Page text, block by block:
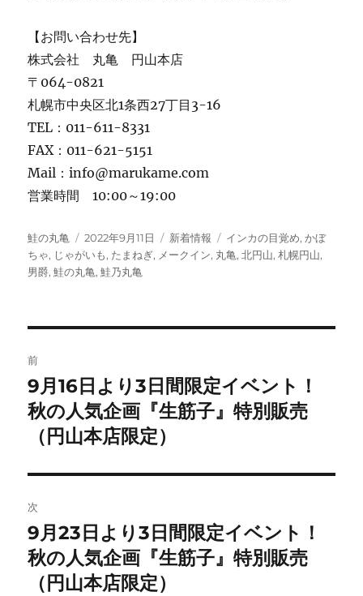
【お問い合わせ先】
株式会社 丸亀 円山本店
〒064-0821
札幌市中央区北1条西27丁目3-16
TEL：011-611-8331
FAX：011-621-5151
Mail：info@marukame.com
営業時間 10:00～19:00
投
稿
者
鮭の丸亀
投
稿
日:
2022年9月11日
カ
テ
新着情報
タ
グ
インカの目覚め,かぼ
ちゃ, じゃがいも, たまねぎ, メークイン, 丸亀,北円山,札幌円山,
男爵,鮭の丸亀,鮭乃丸亀
稿
ナ
ビ
ゲ
ー
シ
ョ
前
前
の
投
9月16日より3日間限定イベント！
秋の人気企画『生筋子』特別販売
（円山本店限定）
次
次
の
投
9月23日より3日間限定イベント！
秋の人気企画『生筋子』特別販売
（円山本店限定）